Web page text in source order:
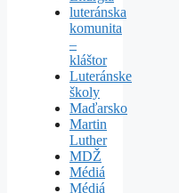
luteránska
komunita
–
kláštor
Luteránske
školy
Maďarsko
Martin
Luther
MDŽ
Médiá
Médiá